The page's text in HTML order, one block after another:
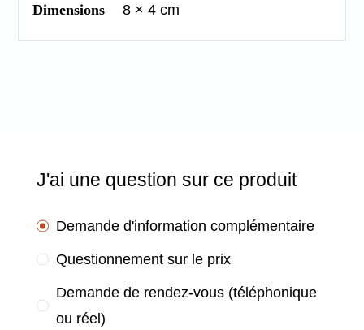
Dimensions 8 × 4 cm
J'ai une question sur ce produit
Demande d'information complémentaire
Questionnement sur le prix
Demande de rendez-vous (téléphonique
ou réel)